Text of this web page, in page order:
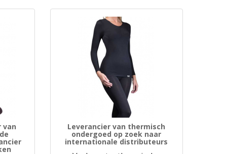
van Leverancier van thermisch
ondergoed op zoek naar
internationale distributeurs